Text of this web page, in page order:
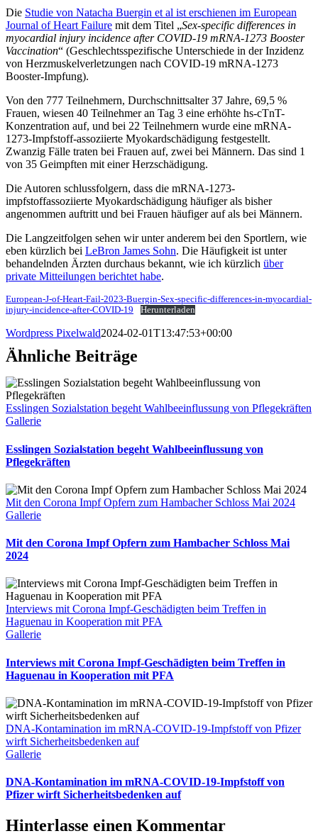
Die Studie von Natacha Buergin et al ist erschienen im European
Journal of Heart Failure mit dem Titel „Sex-specific differences in
myocardial injury incidence after COVID-19 mRNA-1273 Booster
Vaccination“ (Geschlechtsspezifische Unterschiede in der Inzidenz
von Herzmuskelverletzungen nach COVID-19 mRNA-1273
Booster-Impfung).
Von den 777 Teilnehmern, Durchschnittsalter 37 Jahre, 69,5 %
Frauen, wiesen 40 Teilnehmer an Tag 3 eine erhöhte hs-cTnT-
Konzentration auf, und bei 22 Teilnehmern wurde eine mRNA-
1273-Impfstoff-assoziierte Myokardschädigung festgestellt.
Zwanzig Fälle traten bei Frauen auf, zwei bei Männern. Das sind 1
von 35 Geimpften mit einer Herzschädigung.
Die Autoren schlussfolgern, dass die mRNA-1273-
impfstoffassoziierte Myokardschädigung häufiger als bisher
angenommen auftritt und bei Frauen häufiger auf als bei Männern.
Die Langzeitfolgen sehen wir unter anderem bei den Sportlern, wie
eben kürzlich bei LeBron James Sohn. Die Häufigkeit ist unter
behandelnden Ärzten durchaus bekannt, wie ich kürzlich über
private Mitteilungen berichtet habe.
European-J-of-Heart-Fail-2023-Buergin-Sex‐specific-differences-in-myocardial-
injury-incidence-after-COVID‐19
Herunterladen
Wordpress Pixelwald2024-02-01T13:47:53+00:00
Ähnliche Beiträge
Esslingen Sozialstation begeht Wahlbeeinflussung von Pflegekräften
Gallerie
Esslingen Sozialstation begeht Wahlbeeinflussung von
Pflegekräften
Mit den Corona Impf Opfern zum Hambacher Schloss Mai 2024
Gallerie
Mit den Corona Impf Opfern zum Hambacher Schloss Mai
2024
Interviews mit Corona Impf-Geschädigten beim Treffen in
Haguenau in Kooperation mit PFA
Gallerie
Interviews mit Corona Impf-Geschädigten beim Treffen in
Haguenau in Kooperation mit PFA
DNA-Kontamination im mRNA-COVID-19-Impfstoff von Pfizer
wirft Sicherheitsbedenken auf
Gallerie
DNA-Kontamination im mRNA-COVID-19-Impfstoff von
Pfizer wirft Sicherheitsbedenken auf
Hinterlasse einen Kommentar